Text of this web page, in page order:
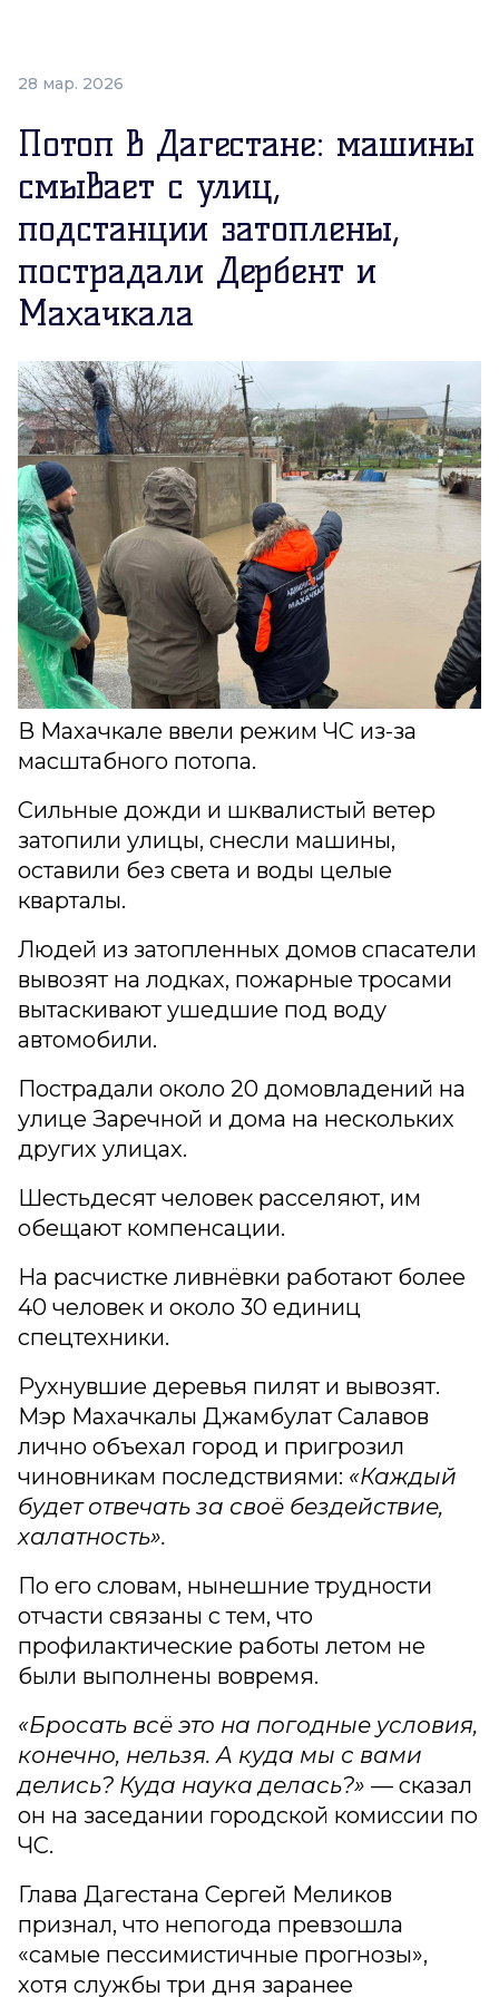
28 мар. 2026
Потоп в Дагестане: машины
смывает с улиц,
подстанции затоплены,
пострадали Дербент и
Махачкала
В Махачкале ввели режим ЧС из-за
масштабного потопа.
Сильные дожди и шквалистый ветер
затопили улицы, снесли машины,
оставили без света и воды целые
кварталы.
Людей из затопленных домов спасатели
вывозят на лодках, пожарные тросами
вытаскивают ушедшие под воду
автомобили.
Пострадали около 20 домовладений на
улице Заречной и дома на нескольких
других улицах.
Шестьдесят человек расселяют, им
обещают компенсации.
На расчистке ливнёвки работают более
40 человек и около 30 единиц
спецтехники.
Рухнувшие деревья пилят и вывозят.
Мэр Махачкалы Джамбулат Салавов
лично объехал город и пригрозил
чиновникам последствиями: «Каждый
будет отвечать за своё бездействие,
халатность».
По его словам, нынешние трудности
отчасти связаны с тем, что
профилактические работы летом не
были выполнены вовремя.
«Бросать всё это на погодные условия,
конечно, нельзя. А куда мы с вами
делись? Куда наука делась?» — сказал
он на заседании городской комиссии по
ЧС.
Глава Дагестана Сергей Меликов
признал, что непогода превзошла
«самые пессимистичные прогнозы»,
хотя службы три дня заранее